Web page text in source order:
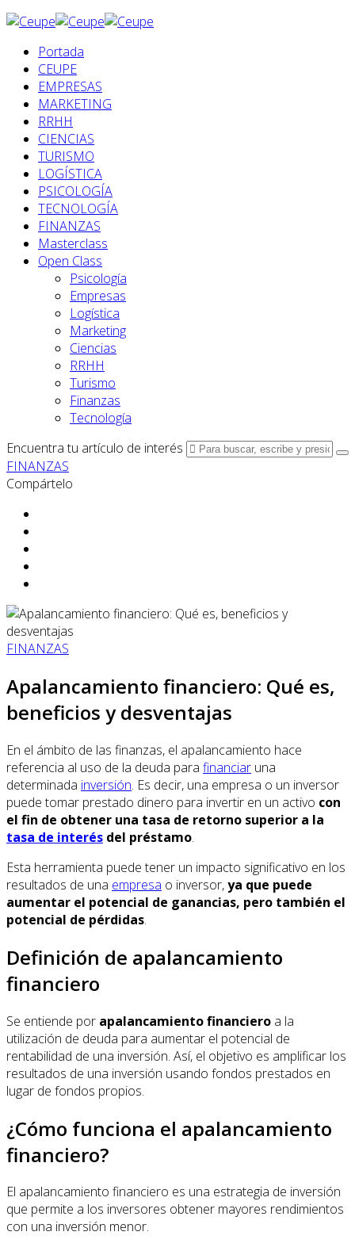
Portada
CEUPE
EMPRESAS
MARKETING
RRHH
CIENCIAS
TURISMO
LOGÍSTICA
PSICOLOGÍA
TECNOLOGÍA
FINANZAS
Masterclass
Open Class
Psicología
Empresas
Logística
Marketing
Ciencias
RRHH
Turismo
Finanzas
Tecnología
Encuentra tu artículo de interés
FINANZAS
Compártelo
FINANZAS
Apalancamiento financiero: Qué es,
beneficios y desventajas
En el ámbito de las finanzas, el apalancamiento hace
referencia al uso de la deuda para financiar una
determinada inversión. Es decir, una empresa o un inversor
puede tomar prestado dinero para invertir en un activo con
el fin de obtener una tasa de retorno superior a la
tasa de interés del préstamo.
Esta herramienta puede tener un impacto significativo en los
resultados de una empresa o inversor,ya que puede
aumentar el potencial de ganancias, pero también el
potencial de pérdidas.
Definición de apalancamiento
financiero
Se entiende por apalancamiento financiero a la
utilización de deuda para aumentar el potencial de
rentabilidad de una inversión. Así, el objetivo es amplificar los
resultados de una inversión usando fondos prestados en
lugar de fondos propios.
¿Cómo funciona el apalancamiento
financiero?
El apalancamiento financiero es una estrategia de inversión
que permite a los inversores obtener mayores rendimientos
con una inversión menor.